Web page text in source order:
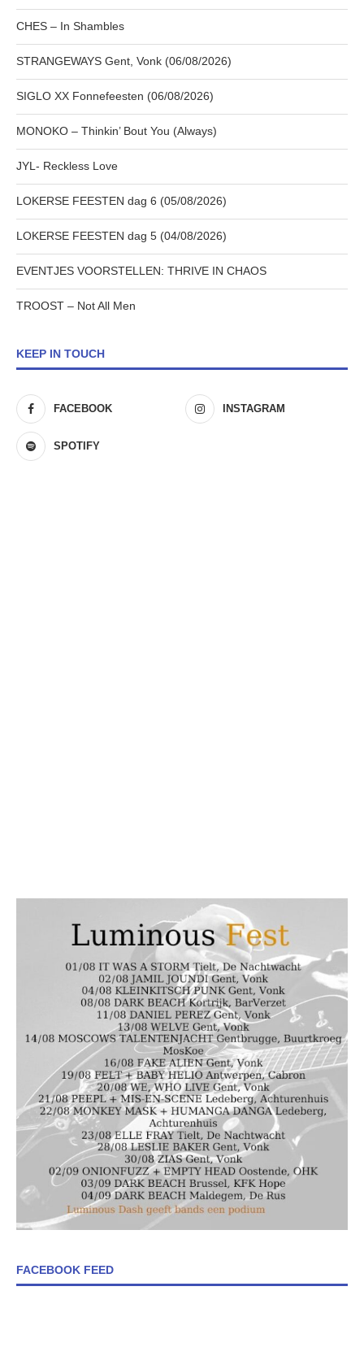
CHES – In Shambles
STRANGEWAYS Gent, Vonk (06/08/2026)
SIGLO XX Fonnefeesten (06/08/2026)
MONOKO – Thinkin’ Bout You (Always)
JYL- Reckless Love
LOKERSE FEESTEN dag 6 (05/08/2026)
LOKERSE FEESTEN dag 5 (04/08/2026)
EVENTJES VOORSTELLEN: THRIVE IN CHAOS
TROOST – Not All Men
KEEP IN TOUCH
FACEBOOK INSTAGRAM
SPOTIFY
FACEBOOK FEED